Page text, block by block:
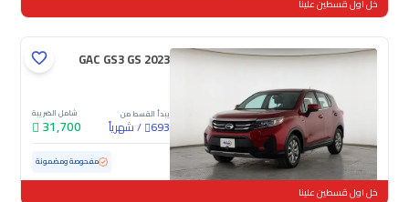
خل اول قسطين علينا
GAC GS3 GS 2023
يبدأ القسط من
693
/شهرياً
شامل الضريبة
31,700
مستعملة 103,848 كم مفحوصة ومضمونة
خل اول قسطين علينا